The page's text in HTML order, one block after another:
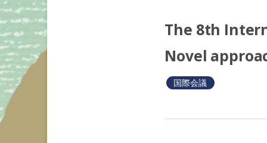
The 8th
Novel
国際会議